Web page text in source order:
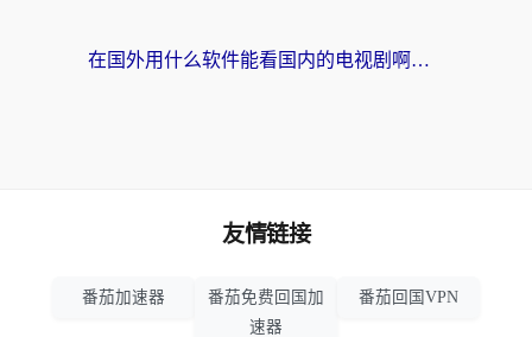
在国外用什么软件能看国内的电视剧啊？留学生亲测有效的回国加速方案
友情链接
番茄加速器
番茄免费回国加
速器
番茄回国VPN